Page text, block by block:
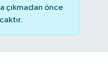
çıkmadan önce